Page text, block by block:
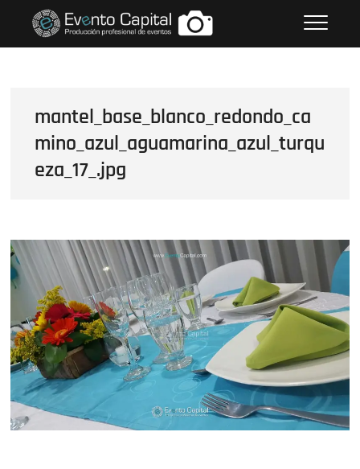
contenido
FOTOS GRUPO EMPRESARIAL
mantel_base_blanco_redondo_ca
mino_azul_aguamarina_azul_turqu
eza_17_.jpg